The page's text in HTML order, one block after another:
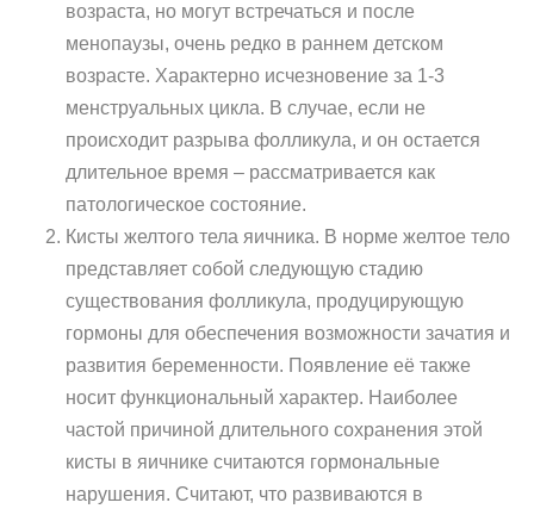
возраста, но могут встречаться и после
менопаузы, очень редко в раннем детском
возрасте. Характерно исчезновение за 1-3
менструальных цикла. В случае, если не
происходит разрыва фолликула, и он остается
длительное время – рассматривается как
патологическое состояние.
Кисты желтого тела яичника. В норме желтое тело
представляет собой следующую стадию
существования фолликула, продуцирующую
гормоны для обеспечения возможности зачатия и
развития беременности. Появление её также
носит функциональный характер. Наиболее
частой причиной длительного сохранения этой
кисты в яичнике считаются гормональные
нарушения. Считают, что развиваются в